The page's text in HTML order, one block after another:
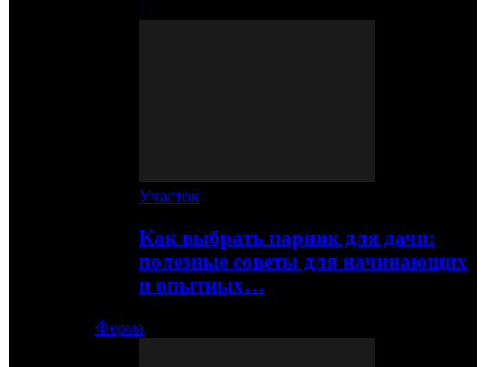
Участок
Как выбрать парник для дачи:
полезные советы для начинающих
и опытных…
Ферма